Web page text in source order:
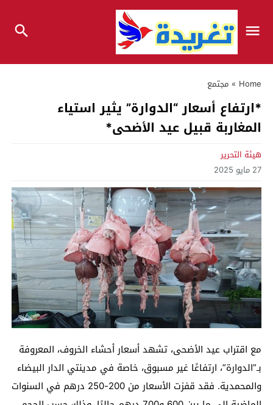
Home
» مجتمع
*ارتفاع أسعار “الدوارة” يثير استياء
المغاربة قبيل عيد الأضحى*
هيئة التحرير
27 مايو 2025
مع اقتراب عيد الأضحى، تشهد أسعار أحشاء الخروف، المعروفة
بـ”الدوارة”، ارتفاعًا غير مسبوق، خاصة في مدينتي الدار البيضاء
والمحمدية. فقد قفزت الأسعار من 200-250 درهم في السنوات